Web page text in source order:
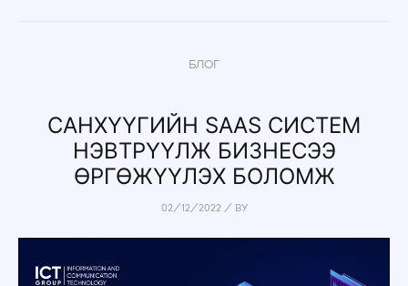
БЛОГ
САНХҮҮГИЙН SAAS СИСТЕМ
НЭВТРҮҮЛЖ БИЗНЕСЭЭ
ӨРГӨЖҮҮЛЭХ БОЛОМЖ
02/12/2022/ BY